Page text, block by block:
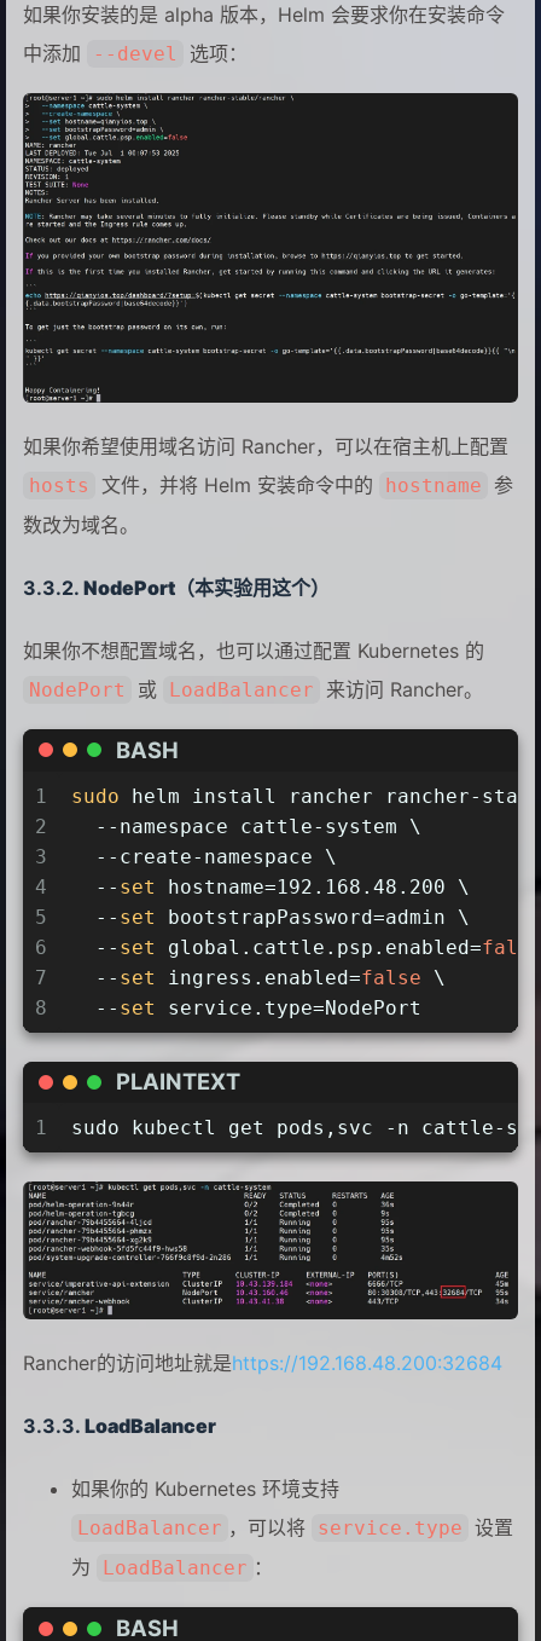
如果你安装的是 alpha 版本，Helm 会要求你在安装命令
中添加
--devel 选项：
如果你希望使用域名访问 Rancher，可以在宿主机上配置
hosts 文件，并将 Helm 安装命令中的 hostname
参
数改为域名。
NodePort （本实验用这个）
如果你不想配置域名，也可以通过配置 Kubernetes 的
NodePort 或 LoadBalancer 来访问 Rancher。
BASH
1
2
3
4
5
6
7
8
sudo helm install rancher rancher-
  --namespace cattle-system \
  --create-namespace \
  --
set
hostname=192.168.48.200 \
  --
set
bootstrapPassword=admin \
  --
set global.cattle.psp.enabled=false
  --
set ingress.enabled=false \
  --
set service.type=NodePort
PLAINTEXT
1 sudo kubectl get pods,svc -n cattle-
Rancher的访问地址就是https://192.168.48.200:32684
LoadBalancer
如果你的 Kubernetes 环境支持
LoadBalancer ，可以将 service.type 设置
为
LoadBalancer ：
BASH